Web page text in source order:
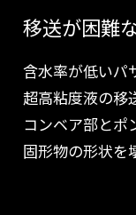
移送が困難
含水率が低いパ
超高粘度液の移
コンベア部とポ
固形物の形状を